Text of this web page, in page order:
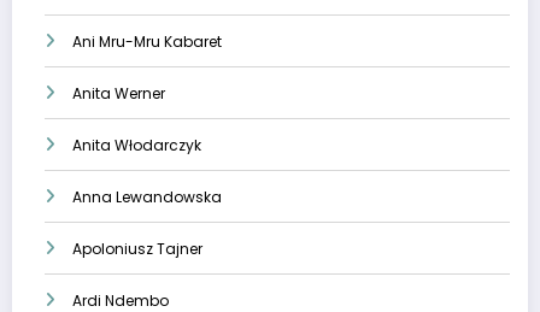
Ani Mru-Mru Kabaret
Anita Werner
Anita Włodarczyk
Anna Lewandowska
Apoloniusz Tajner
Ardi Ndembo